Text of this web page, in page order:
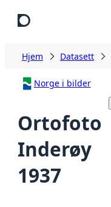
Hjem Datasett
Norge i bilder
Ortofoto
Inderøy
1937